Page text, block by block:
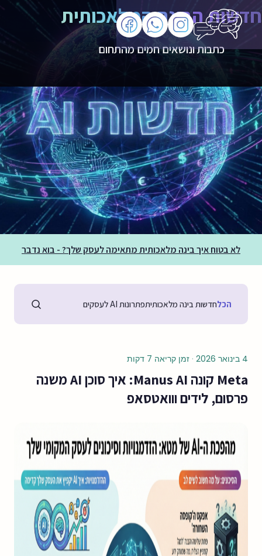
חדשות הבינה המלאכותית
כתבות ונושאים חמים מהתחום
לא בטוח איך בינה מלאכותית מתאימה לעסק שלך? - בוא נדבר
הכלחדשות בינה מלאכותיתפתרונות AI לעסקים
4 בינואר 2026 · זמן קריאה 7 דקות
Meta קונה Manus AI: איך סוכן AI משנה
פרסום, לידים ווואטסאפ